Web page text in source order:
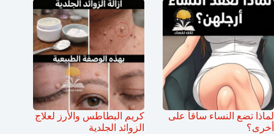
لماذا تضع النساء ساقاً على
أخرى؟
كريم البطاطس والأرز لعلاج
الزوائد الجلدية